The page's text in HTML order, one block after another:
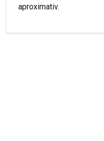
aproximativ.